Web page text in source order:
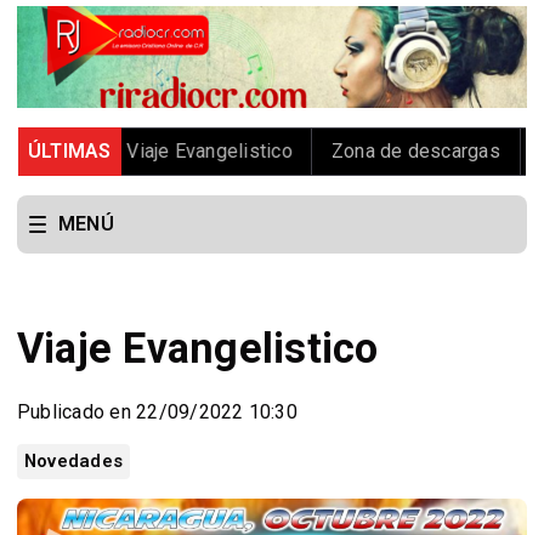
ÚLTIMAS
Viaje Evangelistico Zona de descargas
MENÚ
Viaje Evangelistico
Publicado en 22/09/2022 10:30
Novedades